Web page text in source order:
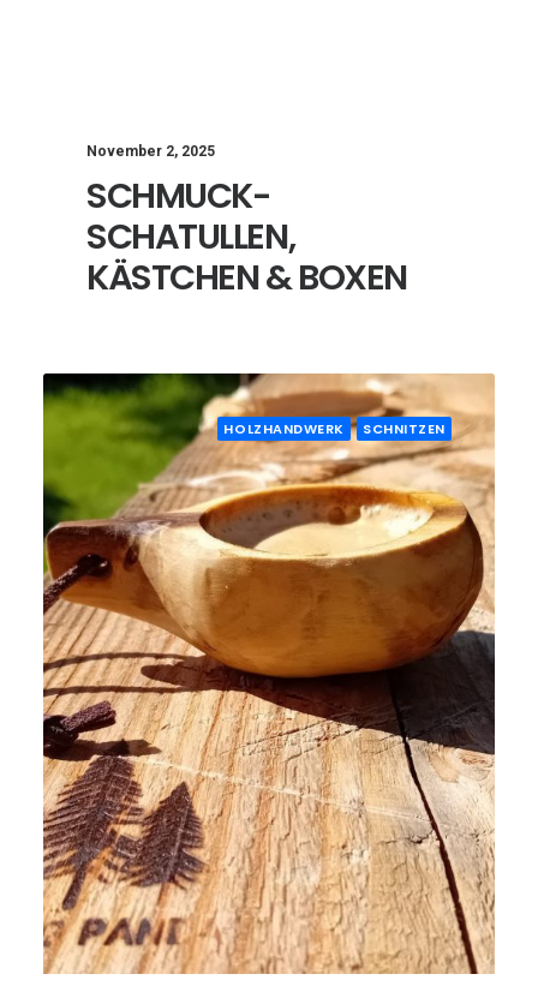
November 2, 2025
SCHMUCK-
SCHATULLEN,
KÄSTCHEN & BOXEN
HOLZHANDWERK SCHNITZEN